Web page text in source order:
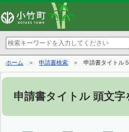
ホーム 申請書検索 申請書タイトル
申請書タイトル 頭文字